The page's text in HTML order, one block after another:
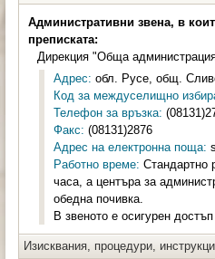
Административни звена, в
преписката:
Дирекция "Обща
Адрес: обл. Русе, общ.
Код за междуселищно
Телефон за връзка:
Факс: (08131)2876
Адрес на електронна поща:
Работно време: Стандартно
часа, а центъра за
обедна почивка.
В звеното е осигурен
Изисквания, процедури,